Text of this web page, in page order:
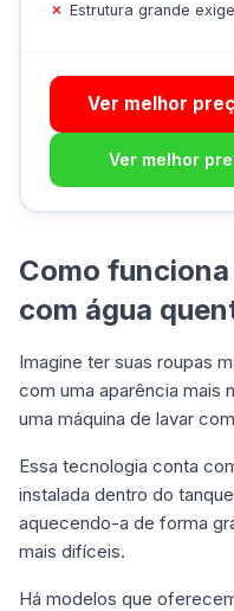
Estrutura grande
Ver melhor
Ver melhor
Como
com água
Imagine ter suas roupas
com uma aparência mais
uma máquina de lavar
Essa tecnologia conta
instalada dentro do
aquecendo-a de forma
mais difíceis.
Há modelos que